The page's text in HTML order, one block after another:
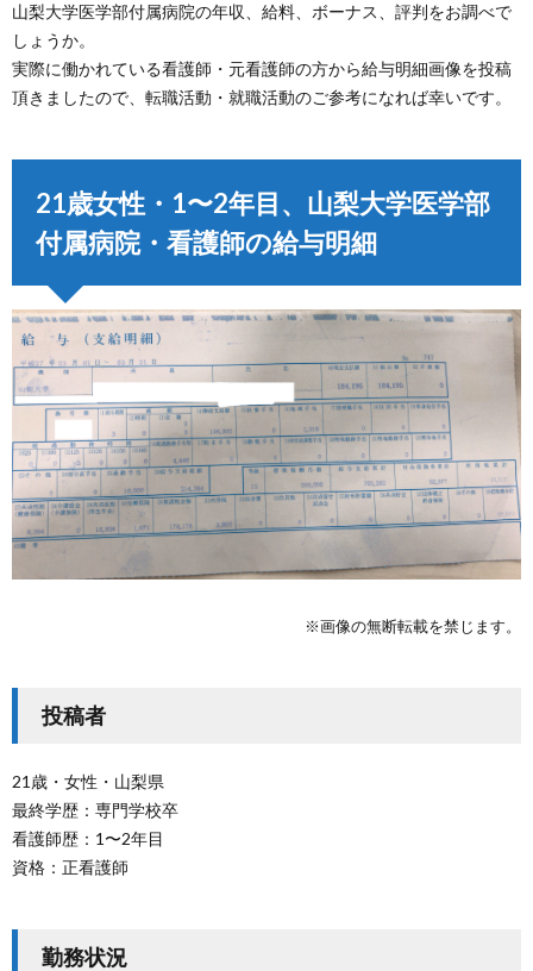
山梨大学医学部付属病院の年収、給料、ボーナス、評判をお調べで
しょうか。
実際に働かれている看護師・元看護師の方から給与明細画像を投稿
頂きましたので、転職活動・就職活動のご参考になれば幸いです。
21歳女性・1〜2年目、山梨大学医学部
付属病院・看護師の給与明細
※画像の無断転載を禁じます。
投稿者
21歳・女性・山梨県
最終学歴：専門学校卒
看護師歴：1〜2年目
資格：正看護師
勤務状況